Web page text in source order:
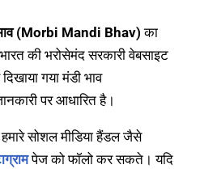
भाव (Morbi Mandi Bhav) का
की भरोसेमंद सरकारी वेबसाइट
गया मंडी भाव
पर आधारित है।
सोशल मीडिया हैंडल जैसे
पेज को फॉलो कर सकते। यदि